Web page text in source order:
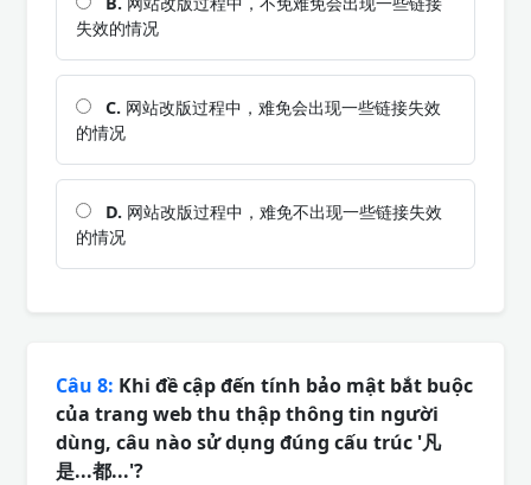
失效的情况
C. 网站改版过程中，难免会出现一些链接失效
的情况
D. 网站改版过程中，难免不出现一些链接失效
的情况
Câu 8: Khi đề cập đến tính bảo mật bắt buộc
của trang web thu thập thông tin người
dùng, câu nào sử dụng đúng cấu trúc '凡
是...都...'?